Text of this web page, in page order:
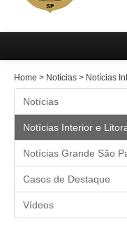
Home > Notícias > Notícias
Notícias
Notícias Interior e
Notícias Grande São
Casos de Destaque
Vídeos